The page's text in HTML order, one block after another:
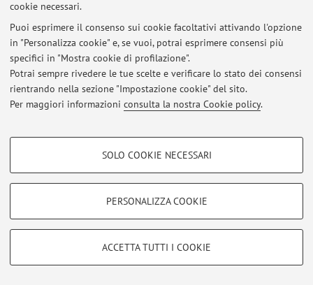
cookie necessari.
Puoi esprimere il consenso sui cookie facoltativi attivando l'opzione
in "Personalizza cookie" e, se vuoi, potrai esprimere consensi più
specifici in "Mostra cookie di profilazione".
Potrai sempre rivedere le tue scelte e verificare lo stato dei consensi
rientrando nella sezione "Impostazione cookie" del sito.
Per maggiori informazioni consulta la nostra Cookie policy.
COOKIE DI PROFILAZIONE - FACOLTATIVI
COOKIE TECNICI - NECESSARI
Si tratta di cookie tecnici utilizzati, a titolo esemplificativo, per il corretto
SOLO COOKIE NECESSARI
PERSONALIZZA COOKIE
ACCETTA TUTTI I COOKIE
© 2026 - ALMA MATER STUDIORUM - Università di Bologna - Via
Privacy|Note legali|Impostazioni Cookie